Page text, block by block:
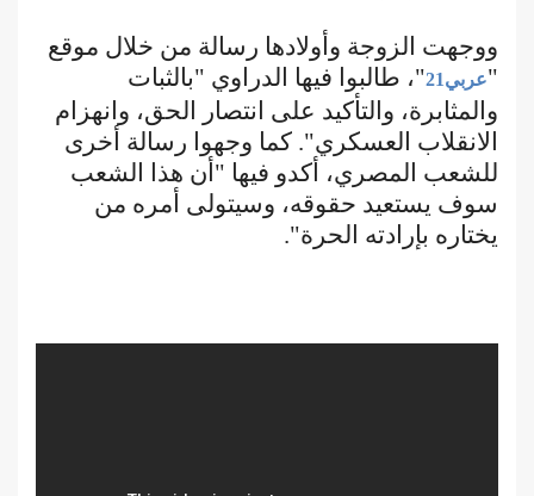
ووجهت الزوجة وأولادها رسالة من خلال موقع
"عربي21
"، طالبوا فيها الدراوي "بالثبات
والمثابرة، والتأكيد على انتصار الحق، وانهزام
الانقلاب العسكري". كما وجهوا رسالة أخرى
للشعب المصري، أكدو فيها "أن هذا الشعب
سوف يستعيد حقوقه، وسيتولى أمره من
يختاره بإرادته الحرة".